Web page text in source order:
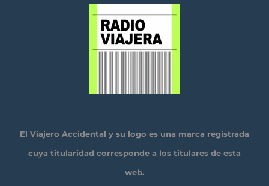
El Viajero Accidental y su logo es una marca registrada
cuya titularidad corresponde a los titulares de esta
web.